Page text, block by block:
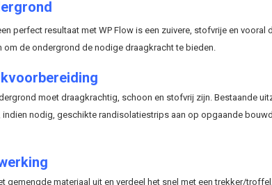
perfect resultaat met WP Flow is een zuivere, stofvrije en vooral
om de ondergrond de nodige draagkracht te bieden.
moet draagkrachtig, schoon en stofvrij zijn. Bestaande
indien nodig, geschikte randisolatiestrips aan op opgaande
gemengde materiaal uit en verdeel het snel met een trekker/